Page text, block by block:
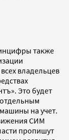
также
владельцев
Это будет
отдельным
на учет.
СИМ
пропишут